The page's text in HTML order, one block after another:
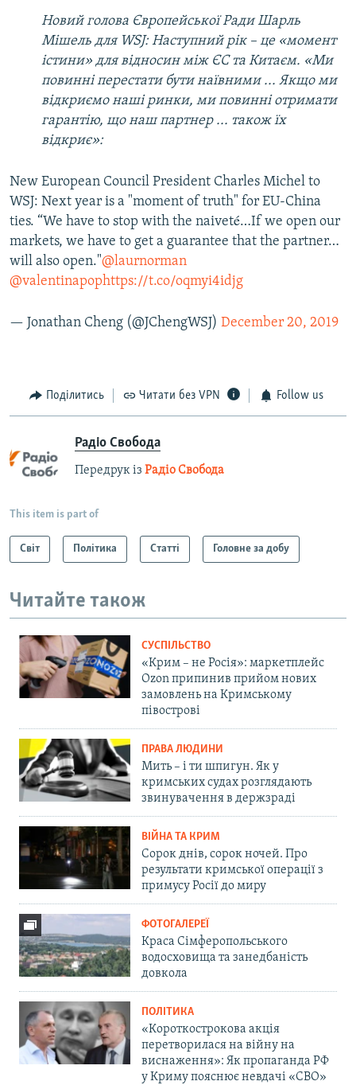
Новий голова Європейської Ради Шарль
Мішель для WSJ: Наступний рік – це «момент
істини» для відносин між ЄС та Китаєм. «Ми
повинні перестати бути наївними ... Якщо ми
відкриємо наші ринки, ми повинні отримати
гарантію, що наш партнер ... також їх
відкриє»:
New European Council President Charles Michel to
WSJ: Next year is a "moment of truth" for EU-China
ties. “We have to stop with the naiveté…If we open our
markets, we have to get a guarantee that the partner…
will also open."@laurnorman
@valentinapophttps://t.co/oqmyi4idjg
— Jonathan Cheng (@JChengWSJ) December 20, 2019
Поділитись Читати без VPN Follow us
Радіо Свобода
Передрук із Радіо Свобода
This item is part of
Світ Політика Статті Головне за добу
Читайте також
СУСПІЛЬСТВО
«Крим – не Росія»: маркетплейс
Ozon припинив прийом нових
замовлень на Кримському
півострові
ПРАВА ЛЮДИНИ
Мить – і ти шпигун. Як у
кримських судах розглядають
звинувачення в держзраді
ВІЙНА ТА КРИМ
Сорок днів, сорок ночей. Про
результати кримської операції з
примусу Росії до миру
ФОТОГАЛЕРЕЇ
Краса Сімферопольського
водосховища та занедбаність
довкола
ПОЛІТИКА
«Короткострокова акція
перетворилася на війну на
виснаження»: Як пропаганда РФ
у Криму пояснює невдачі «СВО»